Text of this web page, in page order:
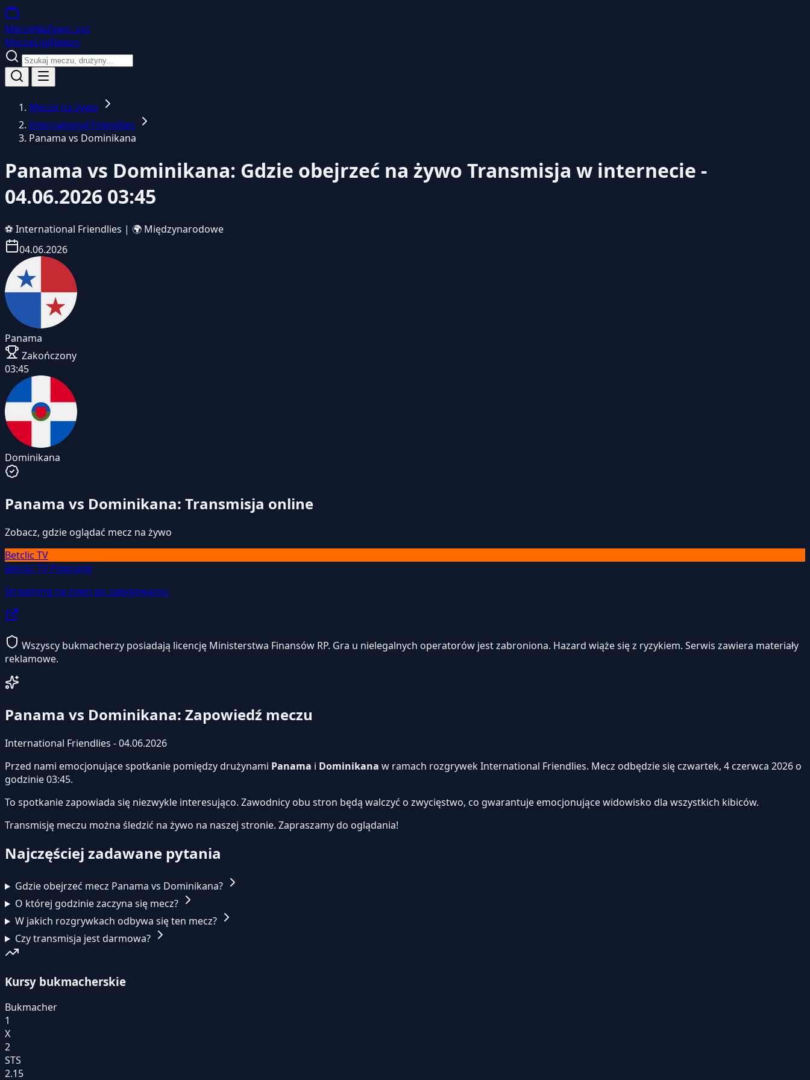
MeczeNaZywo .xyz
MeczeLigiNewsy
Mecze na żywo
International Friendlies
Panama vs Dominikana
Panama vs Dominikana: Gdzie obejrzeć na żywo Transmisja w internecie -
04.06.2026 03:45
⚽ International Friendlies | 🌍 Międzynarodowe
04.06.2026
Panama
Zakończony
03:45
Dominikana
Panama vs Dominikana: Transmisja online
Zobacz, gdzie oglądać mecz na żywo
Betclic TV
Betclic TV Polecane
Streaming na żywo po zalogowaniu.
Wszyscy bukmacherzy posiadają licencję Ministerstwa Finansów RP. Gra u nielegalnych operatorów jest zabroniona. Hazard wiąże się z ryzykiem. Serwis zawiera materiały
reklamowe.
Panama vs Dominikana: Zapowiedź meczu
International Friendlies - 04.06.2026
Przed nami emocjonujące spotkanie pomiędzy drużynami Panama i Dominikana w ramach rozgrywek International Friendlies. Mecz odbędzie się czwartek, 4 czerwca 2026 o
godzinie 03:45.
To spotkanie zapowiada się niezwykle interesująco. Zawodnicy obu stron będą walczyć o zwycięstwo, co gwarantuje emocjonujące widowisko dla wszystkich kibiców.
Transmisję meczu można śledzić na żywo na naszej stronie. Zapraszamy do oglądania!
Najczęściej zadawane pytania
Gdzie obejrzeć mecz Panama vs Dominikana?
O której godzinie zaczyna się mecz?
W jakich rozgrywkach odbywa się ten mecz?
Czy transmisja jest darmowa?
Kursy bukmacherskie
Bukmacher
1
X
2
STS
2.15